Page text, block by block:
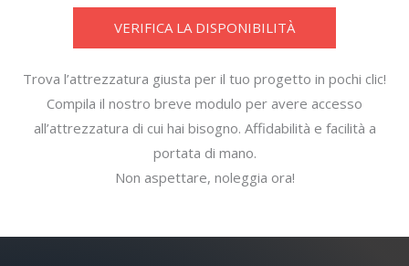
VERIFICA LA DISPONIBILITÀ
Trova l’attrezzatura giusta per il tuo progetto in pochi clic!
Compila il nostro breve modulo per avere accesso
all’attrezzatura di cui hai bisogno. Affidabilità e facilità a
portata di mano.
Non aspettare, noleggia ora!